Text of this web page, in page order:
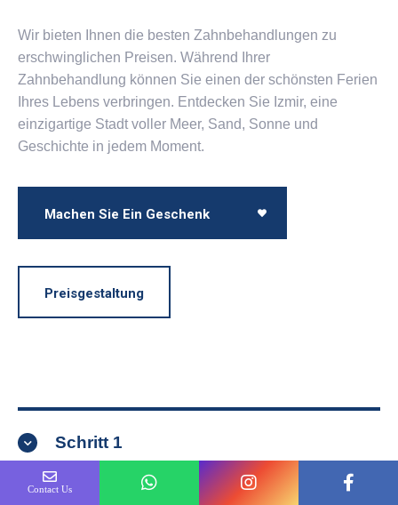
Wir bieten Ihnen die besten Zahnbehandlungen zu
erschwinglichen Preisen. Während Ihrer
Zahnbehandlung können Sie einen der schönsten Ferien
Ihres Lebens verbringen. Entdecken Sie Izmir, eine
einzigartige Stadt voller Meer, Sand, Sonne und
Machen Sie Ein Geschenk
Preisgestaltung
Schritt 1
Contact Us